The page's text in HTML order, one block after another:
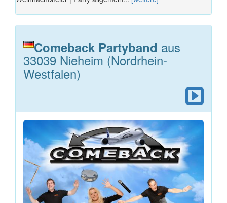
Comeback Partyband aus
33039 Nieheim (Nordrhein-
Westfalen)